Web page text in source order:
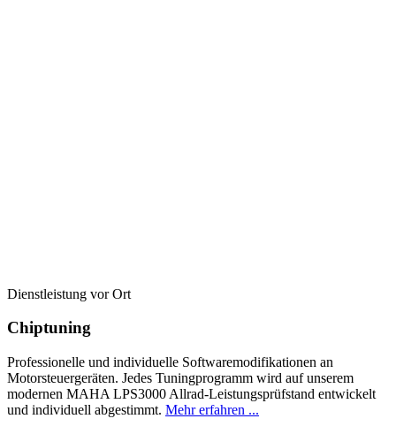
Dienstleistung vor Ort
Chiptuning
Professionelle und individuelle Softwaremodifikationen an
Motorsteuergeräten. Jedes Tuningprogramm wird auf unserem
modernen MAHA LPS3000 Allrad-Leistungsprüfstand entwickelt
und individuell abgestimmt. Mehr erfahren ...